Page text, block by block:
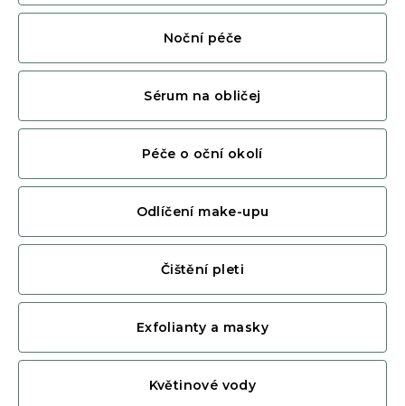
Noční péče
Sérum na obličej
Péče o oční okolí
Odlíčení make-upu
Čištění pleti
Exfolianty a masky
Květinové vody